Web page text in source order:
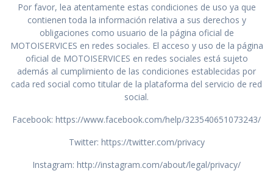
Por favor, lea atentamente estas condiciones de uso ya que
contienen toda la información relativa a sus derechos y
obligaciones como usuario de la página oficial de
MOTOISERVICES en redes sociales. El acceso y uso de la página
oficial de MOTOISERVICES en redes sociales está sujeto
además al cumplimiento de las condiciones establecidas por
cada red social como titular de la plataforma del servicio de red
social.
Facebook: https://www.facebook.com/help/323540651073243/
Twitter: https://twitter.com/privacy
Instagram: http://instagram.com/about/legal/privacy/